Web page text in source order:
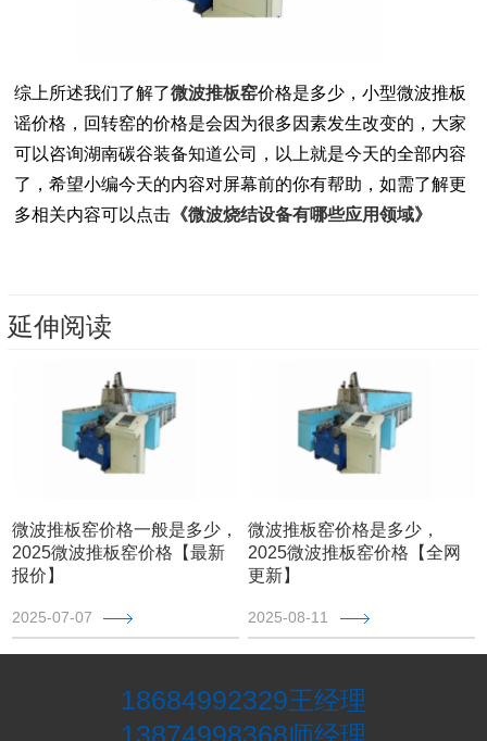
综上所述我们了解了微波推板窑价格是多少，小型微波推板
谣价格，回转窑的价格是会因为很多因素发生改变的，大家
可以咨询湖南碳谷装备知道公司，以上就是今天的全部内容
了，希望小编今天的内容对屏幕前的你有帮助，如需了解更
多相关内容可以点击 《微波烧结设备有哪些应用领域》
延伸阅读
微波推板窑价格一般是多少，
2025微波推板窑价格【最新
报价】
2025-07-07
微波推板窑价格是多少，
2025微波推板窑价格【全网
更新】
2025-08-11
18684992329王经理
13874998368师经理